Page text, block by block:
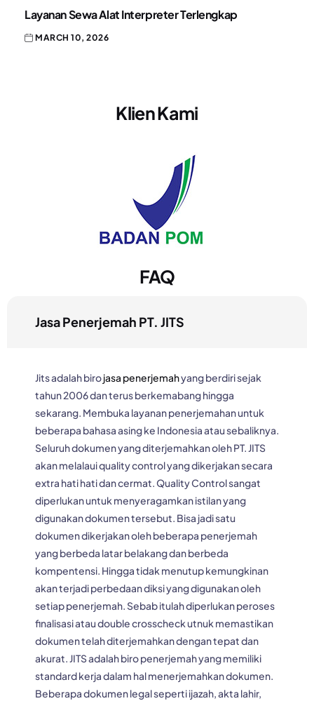
Layanan Sewa Alat Interpreter Terlengkap
MARCH 10, 2026
Klien Kami
FAQ
Jasa Penerjemah PT. JITS
Jits adalah birojasa penerjemahyang berdiri sejak
tahun 2006 dan terus berkemabang hingga
sekarang. Membuka layanan penerjemahan untuk
beberapa bahasa asing ke Indonesia atau sebaliknya.
Seluruh dokumen yang diterjemahkan oleh PT. JITS
akan melalaui quality control yang dikerjakan secara
extra hati hati dan cermat. Quality Control sangat
diperlukan untuk menyeragamkan istilan yang
digunakan dokumen tersebut. Bisa jadi satu
dokumen dikerjakan oleh beberapa penerjemah
yang berbeda latar belakang dan berbeda
kompentensi. Hingga tidak menutup kemungkinan
akan terjadi perbedaan diksi yang digunakan oleh
setiap penerjemah. Sebab itulah diperlukan peroses
finalisasi atau double crosscheck utnuk memastikan
dokumen telah diterjemahkan dengan tepat dan
akurat. JITS adalah biro penerjemah yang memiliki
standard kerja dalam hal menerjemahkan dokumen.
Beberapa dokumen legal seperti ijazah, akta lahir,